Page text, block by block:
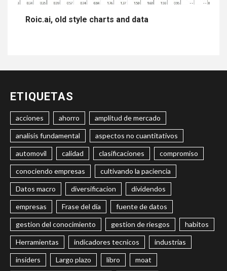
Roic.ai, old style charts and data
ETIQUETAS
acciones ahorro amplitud de mercado
analisis fundamental aspectos no cuantitativos
automovil calidad clasificaciones compromiso
conociendo empresas cultivando la paciencia
Datos macro diversificacion dividendos
empresas Frase del día fuente de datos
gestion del conocimiento gestion de riesgos habitos
Herramientas indicadores tecnicos industrias
insiders Largo plazo libro moat